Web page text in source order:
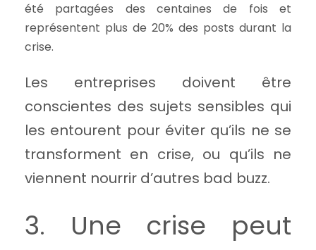
été partagées des centaines de fois et
représentent plus de 20% des posts durant la
crise.
Les entreprises doivent être
conscientes des sujets sensibles qui
les entourent pour éviter qu’ils ne se
transforment en crise, ou qu’ils ne
viennent nourrir d’autres bad buzz.
3. Une crise peut